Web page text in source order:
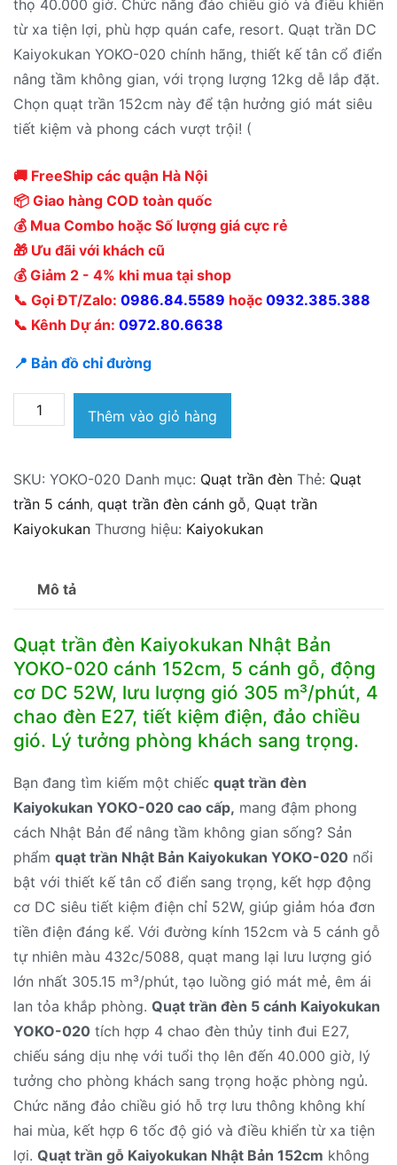
thọ 40.000 giờ. Chức năng đảo chiều gió và điều khiển
từ xa tiện lợi, phù hợp quán cafe, resort. Quạt trần DC
Kaiyokukan YOKO-020 chính hãng, thiết kế tân cổ điển
nâng tầm không gian, với trọng lượng 12kg dễ lắp đặt.
Chọn quạt trần 152cm này để tận hưởng gió mát siêu
tiết kiệm và phong cách vượt trội! (
🚚 FreeShip các quận Hà Nội
📦 Giao hàng COD toàn quốc
💰 Mua Combo hoặc Số lượng giá cực rẻ
🎁 Ưu đãi với khách cũ
💰 Giảm 2 - 4% khi mua tại shop
📞 Gọi ĐT/Zalo: 0986.84.5589 hoặc 0932.385.388
📞 Kênh Dự án: 0972.80.6638
📍 Bản đồ chỉ đường
Quạt
trần
Kaiyokukan
Nhật
Bản
số
lượng
Thêm vào giỏ hàng
SKU: YOKO-020 Danh mục: Quạt trần đèn Thẻ: Quạt
trần 5 cánh, quạt trần đèn cánh gỗ, Quạt trần
Kaiyokukan Thương hiệu: Kaiyokukan
Mô tả
Quạt trần đèn Kaiyokukan Nhật Bản
YOKO-020 cánh 152cm, 5 cánh gỗ, động
cơ DC 52W, lưu lượng gió 305 m³/phút, 4
chao đèn E27, tiết kiệm điện, đảo chiều
gió. Lý tưởng phòng khách sang trọng.
Bạn đang tìm kiếm một chiếc quạt trần đèn
Kaiyokukan YOKO-020 cao cấp, mang đậm phong
cách Nhật Bản để nâng tầm không gian sống? Sản
phẩm quạt trần Nhật Bản Kaiyokukan YOKO-020 nổi
bật với thiết kế tân cổ điển sang trọng, kết hợp động
cơ DC siêu tiết kiệm điện chỉ 52W, giúp giảm hóa đơn
tiền điện đáng kể. Với đường kính 152cm và 5 cánh gỗ
tự nhiên màu 432c/5088, quạt mang lại lưu lượng gió
lớn nhất 305.15 m³/phút, tạo luồng gió mát mẻ, êm ái
lan tỏa khắp phòng. Quạt trần đèn 5 cánh Kaiyokukan
YOKO-020 tích hợp 4 chao đèn thủy tinh đui E27,
chiếu sáng dịu nhẹ với tuổi thọ lên đến 40.000 giờ, lý
tưởng cho phòng khách sang trọng hoặc phòng ngủ.
Chức năng đảo chiều gió hỗ trợ lưu thông không khí
hai mùa, kết hợp 6 tốc độ gió và điều khiển từ xa tiện
lợi. Quạt trần gỗ Kaiyokukan Nhật Bản 152cm không